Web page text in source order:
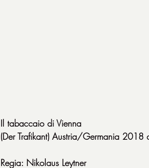
Il tabaccaio di Vienna
(Der Trafikant) Austria/Germania 2018
Regia: Nikolaus Leytner